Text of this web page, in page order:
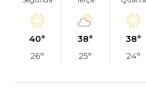
40°
26°
38°
25°
38°
24°